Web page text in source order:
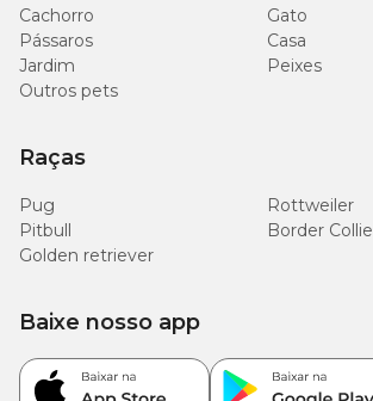
Mananoligossacarídeos (mín.)
mg/kg
Bacillus subtilis (mín.)
Bacillus licheniformis (mín.)
0,6 x
Cachorro
Gato
Pássaros
Casa
Jardim
Peixes
Outros pets
Raças
Pug
Rottweiler
Pitbull
Border Collie
Golden retriever
Baixe nosso app